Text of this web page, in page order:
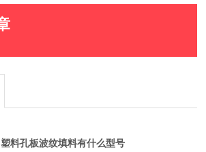
塑料孔板波纹填料有什么型号